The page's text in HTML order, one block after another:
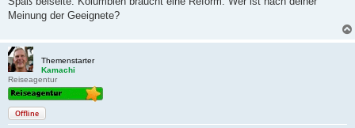
Meinung der Geeignete?
Themenstarter
Kamachi
Reiseagentur
Offline